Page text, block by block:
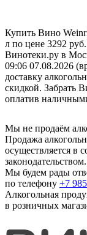
Купить Вино
л по цене 3292
Винотеки.ру в
09:06 07.08.2026
доставку
скидкой. Забрать
оплатив
Мы не продаём
Продажа
осуществляется в
законодательством.
Мы будем рады
по телефону +7
Алкогольная
в розничных